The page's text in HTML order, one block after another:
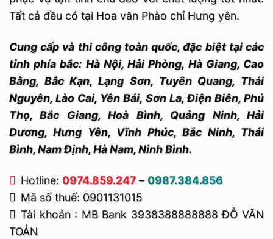
Tất cả đều có tại Hoa văn Phào chỉ Hưng yên.
Cung cấp và thi công toàn quốc, đặc biệt tại các
tỉnh phía bắc: Hà Nội, Hải Phòng, Hà Giang, Cao
Bằng, Bắc Kạn, Lạng Sơn, Tuyên Quang, Thái
Nguyên, Lào Cai, Yên Bái, Sơn La, Điện Biên, Phú
Thọ, Bắc Giang, Hoà Bình, Quảng Ninh, Hải
Dương, Hưng Yên, Vĩnh Phúc, Bắc Ninh, Thái
Bình, Nam Định, Hà Nam, Ninh Bình.
Hotline: 0974.859.247– 0987.384.856
Mã số thuế: 0901131015
Tài khoản : MB Bank 3938388888888 ĐỖ VĂN
TOẢN